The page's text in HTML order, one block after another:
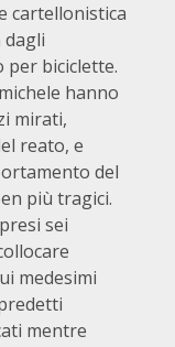
cartellonistica
biciclette.
hanno
mirati,
reato, e
del
più tragici.
sei
medesimi
mentre